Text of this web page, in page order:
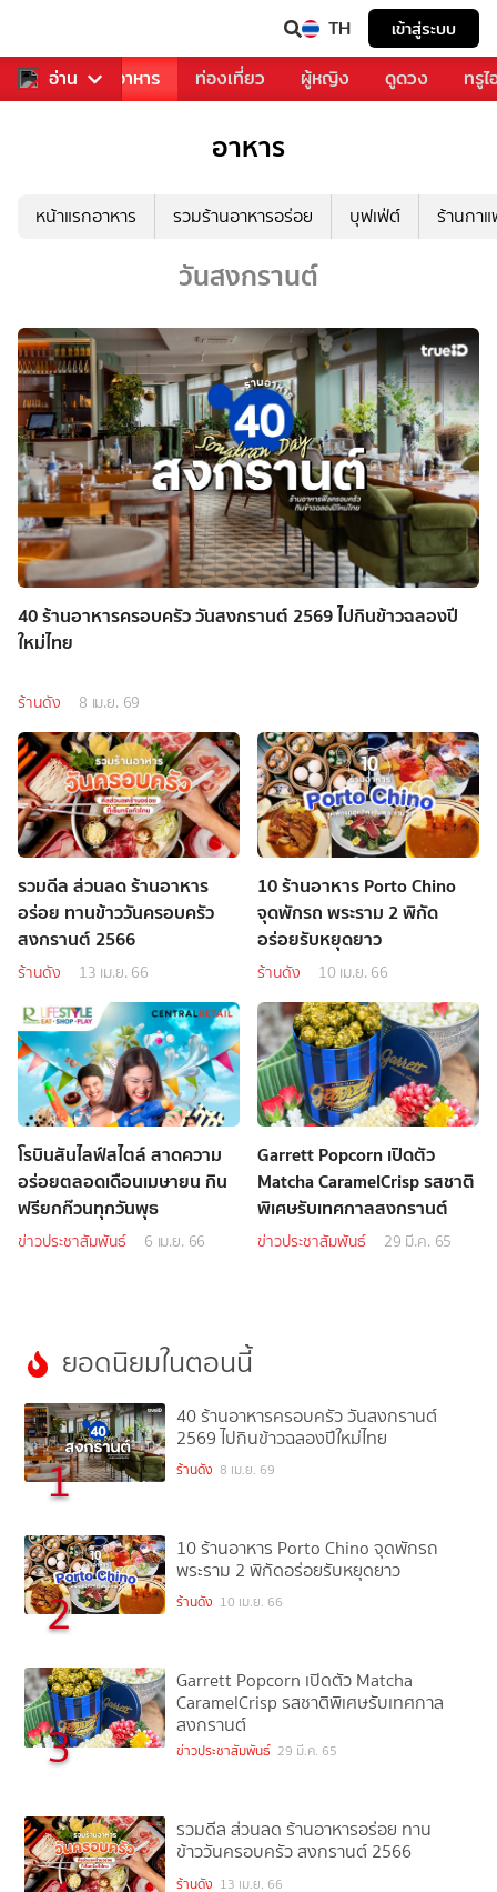
TH เข้าสู่ระบบ
อ่าน
การเพลง อาหาร ท่องเที่ยว ผู้หญิง ดูดวง ทรู
อาหาร
หน้าแรกอาหาร รวมร้านอาหารอร่อย บุฟเฟ่ต์ ร้านกา
วันสงกรานต์
40 ร้านอาหารครอบครัว วันสงกรานต์ 2569 ไปกินข้าวฉลองปี
ใหม่ไทย
ร้านดัง 8 เม.ย. 69
รวมดีล ส่วนลด ร้านอาหาร
อร่อย ทานข้าววันครอบครัว
สงกรานต์ 2566
ร้านดัง 13 เม.ย. 66
10 ร้านอาหาร Porto Chino
จุดพักรถ พระราม 2 พิกัด
อร่อยรับหยุดยาว
ร้านดัง 10 เม.ย. 66
โรบินสันไลฟ์สไตล์ สาดความ
อร่อยตลอดเดือนเมษายน กิน
ฟรียกก๊วนทุกวันพุธ
ข่าวประชาสัมพันธ์ 6 เม.ย. 66
Garrett Popcorn เปิดตัว
Matcha CaramelCrisp รสชาติ
พิเศษรับเทศกาลสงกรานต์
ข่าวประชาสัมพันธ์ 29 มี.ค. 65
ยอดนิยมในตอนนี้
1
40 ร้านอาหารครอบครัว วันสงกรานต์
2569 ไปกินข้าวฉลองปีใหม่ไทย
ร้านดัง 8 เม.ย. 69
2
10 ร้านอาหาร Porto Chino จุดพักรถ
พระราม 2 พิกัดอร่อยรับหยุดยาว
ร้านดัง 10 เม.ย. 66
3
Garrett Popcorn เปิดตัว Matcha
CaramelCrisp รสชาติพิเศษรับเทศกาล
สงกรานต์
ข่าวประชาสัมพันธ์ 29 มี.ค. 65
รวมดีล ส่วนลด ร้านอาหารอร่อย ทาน
ข้าววันครอบครัว สงกรานต์ 2566
ร้านดัง 13 เม.ย. 66